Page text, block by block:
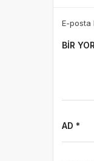
E-posta
BIR
AD *